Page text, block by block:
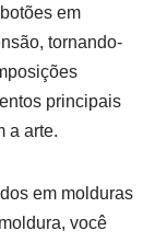
em
tornando-
principais
a arte.
em molduras
você